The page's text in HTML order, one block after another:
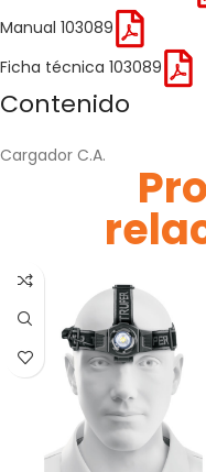
Manual 103089
Ficha técnica 103089
Contenido
Cargador C.A.